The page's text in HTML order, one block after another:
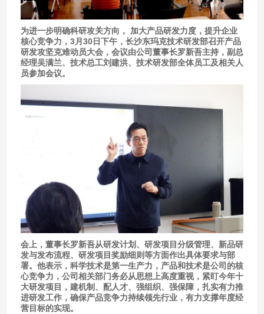
为进一步明确科研攻关方向， 加大产品研发力度，提升企业
核心竞争力，3月30日下午，长沙东玛克技术研发部召开产品
研发攻坚克难动员大会，会议由公司董事长罗新吾主持，副总
经理吴满兰、技术总工刘建洪、技术研发部全体员工及相关人
员参加会议。
会上，董事长罗新吾从研发计划、研发项目分级管理、新品研
发与发布流程、研发项目奖励细则等方面作出具体要求与部
署。他表示，科学技术是第一生产力，产品和技术是公司的核
心竞争力，公司相关部门务必从思想上高度重视，紧盯今年十
大研发项目，建机制、配人才、强组织、强保障，扎实有力推
进研发工作，确保产品竞争力持续领先行业，有力支撑年度经
营目标的实现。